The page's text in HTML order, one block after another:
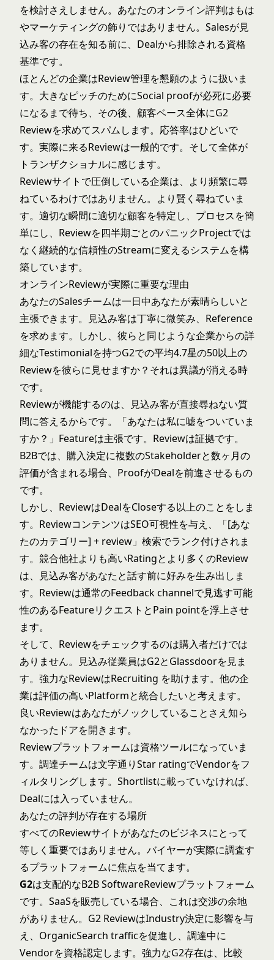
を検討さえしません。あなたのオンライン評判はもは
やマーケティングの飾りではありません。Salesが見
込み客の存在を知る前に、Dealから排除される資格
基準です。
ほとんどの企業はReview管理を懇願のように扱いま
す。大きなピッチのためにSocial proofが必死に必要
になるまで待ち、その後、顧客ベース全体にG2
Reviewを求めてスパムします。応答率はひどいで
す。実際に来るReviewは一般的です。そして全体が
トランザクショナルに感じます。
Reviewサイトで圧倒している企業は、より頻繁に尋
ねているわけではありません。より賢く尋ねていま
す。適切な瞬間に適切な顧客を特定し、プロセスを簡
単にし、Reviewを四半期ごとのパニックProjectでは
なく継続的な信頼性のStreamに変えるシステムを構
築しています。
オンラインReviewが実際に重要な理由
あなたのSalesチームは一日中あなたが素晴らしいと
主張できます。見込み客は丁寧に微笑み、Reference
を求めます。しかし、彼らと同じような企業からの詳
細なTestimonialを持つG2での平均4.7星の50以上の
Reviewを彼らに見せますか？それは異議が消える時
です。
Reviewが機能するのは、見込み客が直接尋ねない質
問に答えるからです。「あなたは私に嘘をついていま
すか？」Featureは主張です。Reviewは証拠です。
B2Bでは、購入決定に複数のStakeholderと数ヶ月の
評価が含まれる場合、ProofがDealを前進させるもの
です。
しかし、ReviewはDealをCloseする以上のことをしま
す。ReviewコンテンツはSEO可視性を与え、「[あな
たのカテゴリー] + review」検索でランク付けされま
す。競合他社よりも高いRatingとより多くのReview
は、見込み客があなたと話す前に好みを生み出しま
す。Reviewは通常のFeedback channelで見逃す可能
性のあるFeatureリクエストとPain pointを浮上させ
ます。
そして、Reviewをチェックするのは購入者だけでは
ありません。見込み従業員はG2とGlassdoorを見ま
す。強力なReviewはRecruiting を助けます。他の企
業は評価の高いPlatformと統合したいと考えます。
良いReviewはあなたがノックしていることさえ知ら
なかったドアを開きます。
Reviewプラットフォームは資格ツールになっていま
す。調達チームは文字通りStar ratingでVendorをフ
ィルタリングします。Shortlistに載っていなければ、
Dealには入っていません。
あなたの評判が存在する場所
すべてのReviewサイトがあなたのビジネスにとって
等しく重要ではありません。バイヤーが実際に調査す
るプラットフォームに焦点を当てます。
G2は支配的なB2B SoftwareReviewプラットフォーム
です。SaaSを販売している場合、これは交渉の余地
がありません。G2 ReviewはIndustry決定に影響を与
え、OrganicSearch trafficを促進し、調達中に
Vendorを資格認定します。強力なG2存在は、比較